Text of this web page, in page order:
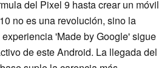
del Pixel 9 hasta crear un móvil
no es una revolución, sino la
'Made by Google' sigue
de este Android. La llegada del